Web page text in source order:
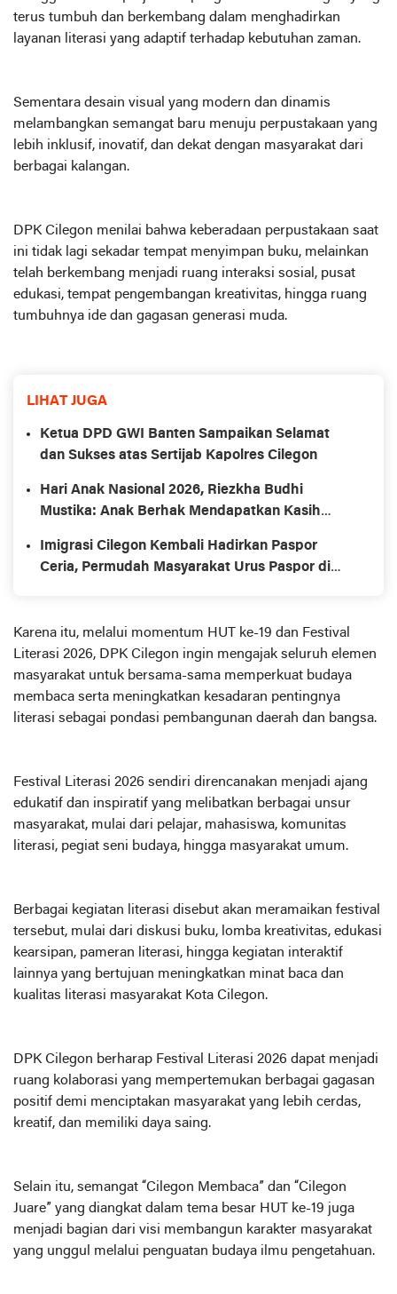
terus tumbuh dan berkembang dalam menghadirkan
layanan literasi yang adaptif terhadap kebutuhan zaman.
Sementara desain visual yang modern dan dinamis
melambangkan semangat baru menuju perpustakaan yang
lebih inklusif, inovatif, dan dekat dengan masyarakat dari
berbagai kalangan.
DPK Cilegon menilai bahwa keberadaan perpustakaan saat
ini tidak lagi sekadar tempat menyimpan buku, melainkan
telah berkembang menjadi ruang interaksi sosial, pusat
edukasi, tempat pengembangan kreativitas, hingga ruang
tumbuhnya ide dan gagasan generasi muda.
LIHAT JUGA
Ketua DPD GWI Banten Sampaikan Selamat
dan Sukses atas Sertijab Kapolres Cilegon
Hari Anak Nasional 2026, Riezkha Budhi
Mustika: Anak Berhak Mendapatkan Kasih
Cita-cita
Imigrasi Cilegon Kembali Hadirkan Paspor
Ceria, Permudah Masyarakat Urus Paspor di
Karena itu, melalui momentum HUT ke-19 dan Festival
Literasi 2026, DPK Cilegon ingin mengajak seluruh elemen
masyarakat untuk bersama-sama memperkuat budaya
membaca serta meningkatkan kesadaran pentingnya
literasi sebagai pondasi pembangunan daerah dan bangsa.
Festival Literasi 2026 sendiri direncanakan menjadi ajang
edukatif dan inspiratif yang melibatkan berbagai unsur
masyarakat, mulai dari pelajar, mahasiswa, komunitas
literasi, pegiat seni budaya, hingga masyarakat umum.
Berbagai kegiatan literasi disebut akan meramaikan festival
tersebut, mulai dari diskusi buku, lomba kreativitas, edukasi
kearsipan, pameran literasi, hingga kegiatan interaktif
lainnya yang bertujuan meningkatkan minat baca dan
kualitas literasi masyarakat Kota Cilegon.
DPK Cilegon berharap Festival Literasi 2026 dapat menjadi
ruang kolaborasi yang mempertemukan berbagai gagasan
positif demi menciptakan masyarakat yang lebih cerdas,
kreatif, dan memiliki daya saing.
Selain itu, semangat “Cilegon Membaca” dan “Cilegon
Juare” yang diangkat dalam tema besar HUT ke-19 juga
menjadi bagian dari visi membangun karakter masyarakat
yang unggul melalui penguatan budaya ilmu pengetahuan.